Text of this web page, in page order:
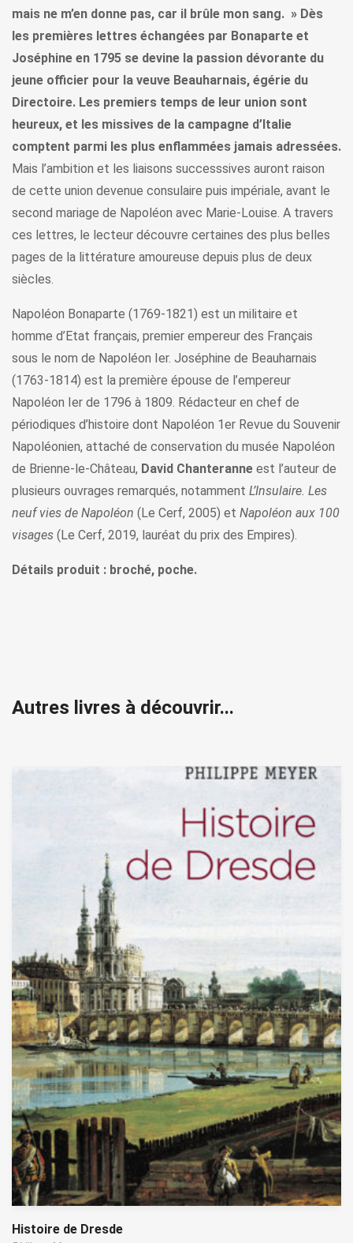
mais ne m’en donne pas, car il brûle mon sang. » Dès
les premières lettres échangées par Bonaparte et
Joséphine en 1795 se devine la passion dévorante du
jeune officier pour la veuve Beauharnais, égérie du
Directoire. Les premiers temps de leur union sont
heureux, et les missives de la campagne d’Italie
comptent parmi les plus enflammées jamais adressées.
Mais l’ambition et les liaisons successsives auront raison
de cette union devenue consulaire puis impériale, avant le
second mariage de Napoléon avec Marie-Louise. A travers
ces lettres, le lecteur découvre certaines des plus belles
pages de la littérature amoureuse depuis plus de deux
siècles.
Napoléon Bonaparte (1769-1821) est un militaire et
homme d’Etat français, premier empereur des Français
sous le nom de Napoléon Ier. Joséphine de Beauharnais
(1763-1814) est la première épouse de l’empereur
Napoléon Ier de 1796 à 1809. Rédacteur en chef de
périodiques d’histoire dont Napoléon 1er Revue du Souvenir
Napoléonien, attaché de conservation du musée Napoléon
de Brienne-le-Château, David Chanteranne est l’auteur de
plusieurs ouvrages remarqués, notamment L’Insulaire. Les
neuf vies de Napoléon (Le Cerf, 2005) et Napoléon aux 100
visages (Le Cerf, 2019, lauréat du prix des Empires).
Détails produit : broché, poche.
Autres livres à découvrir...
Histoire de Dresde